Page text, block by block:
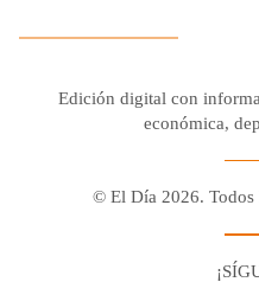
Edición digital con
económica,
© El Día 2026. Todos